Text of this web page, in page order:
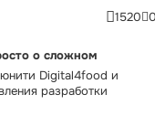
1520
о сложном
Digital4food и
разработки